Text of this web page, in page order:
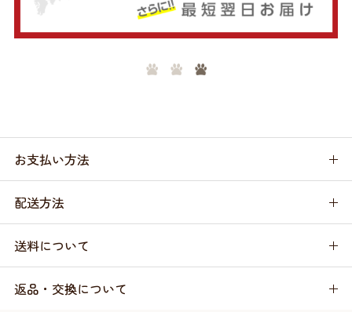
お支払い方法
配送方法
送料について
返品・交換について